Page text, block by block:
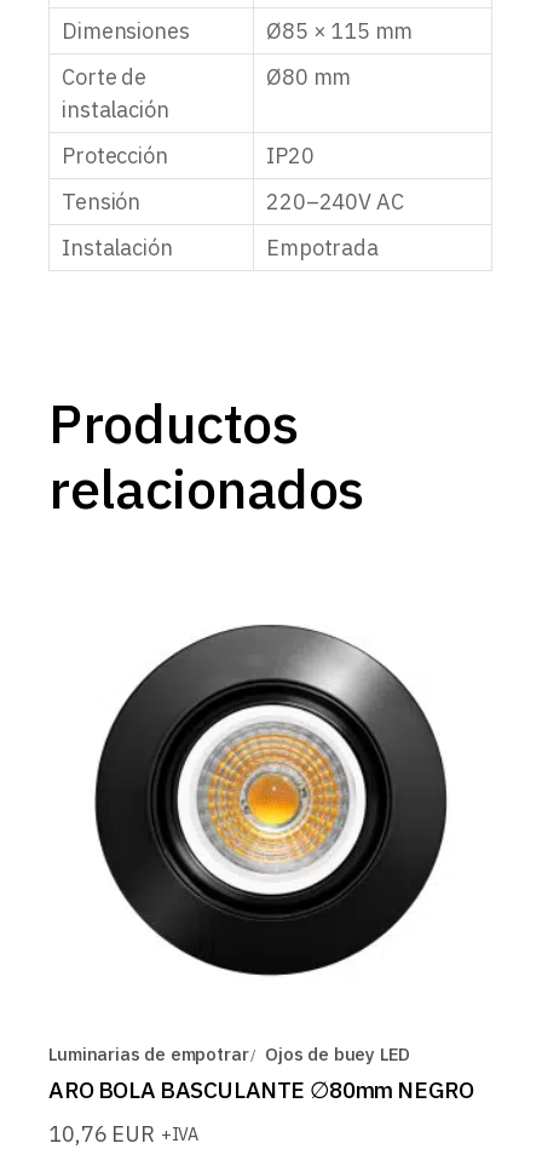
Dimensiones
Ø85 × 115 mm
Corte de
instalación
Ø80 mm
Protección
IP20
Tensión
220–240V AC
Instalación
Empotrada
Productos
relacionados
Luminarias de empotrar Ojos de buey LED
ARO BOLA BASCULANTE ∅80mm NEGRO
10,76 EUR +IVA